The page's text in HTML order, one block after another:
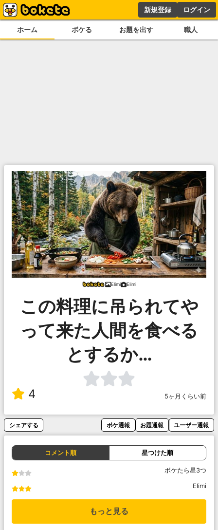
新規登録 ログイン
ホーム ボケる お題を出す 職人
Elimi Elimi
この料理に吊られてや
って来た人間を食べる
とするか…
4 5ヶ月くらい前
シェアする ボケ通報 お題通報 ユーザー通報
コメント順 星つけた順
ボケたら星3つ
Elimi
もっと見る